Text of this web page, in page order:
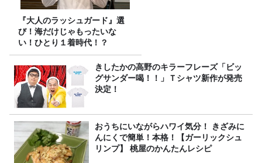
『大人のラッシュガード』選
び！海だけじゃもったいな
い！ひとり１着時代！？
きしたかの高野のキラーフレーズ「ビッ
グサンダー喝！！」Ｔシャツ新作が発売
決定！
おうちにいながらハワイ気分！ きざみに
んにくで簡単！本格！【ガーリックシュ
リンプ】 桃屋のかんたんレシピ